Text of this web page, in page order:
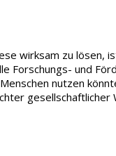
wirksam zu lösen,
Forschungs- und
nutzen
gesellschaftlicher